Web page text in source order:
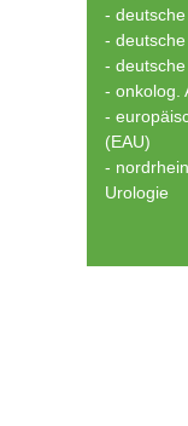
-
-
-
- onkolog.
-
(EAU)
-
Urologie